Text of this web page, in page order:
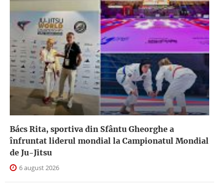
Bács Rita, sportiva din Sfântu Gheorghe a
înfruntat liderul mondial la Campionatul Mondial
de Ju-Jitsu
6 august 2026